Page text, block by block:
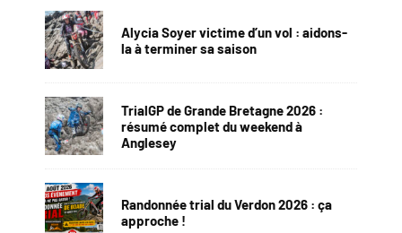
Alycia Soyer victime d’un vol : aidons-
la à terminer sa saison
TrialGP de Grande Bretagne 2026 :
résumé complet du weekend à
Anglesey
Randonnée trial du Verdon 2026 : ça
approche !